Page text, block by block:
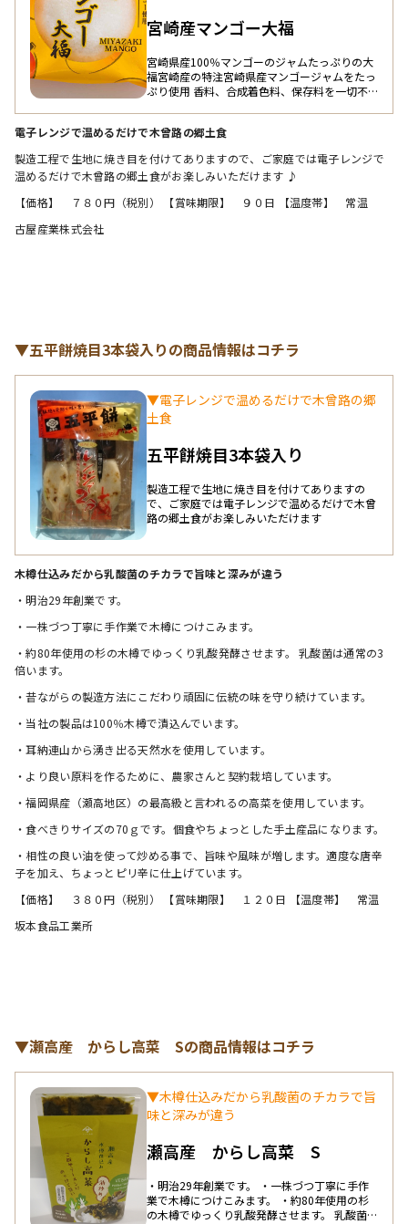
宮崎産マンゴー大福
宮崎県産100％マンゴーのジャムたっぷりの大
福宮崎産の特注宮崎県産マンゴージャムをたっ
ぷり使用 香料、合成着色料、保存料を一切不
イス感覚で、解凍してやわらかい大福として味
お歳暮など贈答品もあります
電子レンジで温めるだけで木曾路の郷土食
製造工程で生地に焼き目を付けてありますので、ご家庭では電子レンジで
温めるだけで木曾路の郷土食がお楽しみいただけます ♪
【価格】　７８０円（税別） 【賞味期限】　９０日 【温度帯】　常温
古屋産業株式会社
▼五平餅焼目3本袋入りの商品情報はコチラ
▼電子レンジで温めるだけで木曾路の郷
土食
五平餅焼目3本袋入り
製造工程で生地に焼き目を付けてありますの
で、ご家庭では電子レンジで温めるだけで木曾
路の郷土食がお楽しみいただけます
木樽仕込みだから乳酸菌のチカラで旨味と深みが違う
・明治29年創業です。
・一株づつ丁寧に手作業で木樽につけこみます。
・約80年使用の杉の木樽でゆっくり乳酸発酵させます。	乳酸菌は通常の3
倍います。
・昔ながらの製造方法にこだわり頑固に伝統の味を守り続けています。
・当社の製品は100％木樽で漬込んでいます。
・耳納連山から湧き出る天然水を使用しています。
・より良い原料を作るために、農家さんと契約栽培しています。
・福岡県産（瀬高地区）の最高級と言われるの高菜を使用しています。
・食べきりサイズの70ｇです。個食やちょっとした手土産品になります。
・相性の良い油を使って炒める事で、旨味や風味が増します。適度な唐辛
子を加え、ちょっとピリ辛に仕上げています。
【価格】　３８０円（税別） 【賞味期限】　１２０日 【温度帯】　常温
坂本食品工業所
▼瀬高産 からし高菜 Sの商品情報はコチラ
▼木樽仕込みだから乳酸菌のチカラで旨
味と深みが違う
瀬高産 からし高菜 S
・明治29年創業です。 ・一株づつ丁寧に手作
業で木樽につけこみます。 ・約80年使用の杉
の木樽でゆっくり乳酸発酵させます。 乳酸菌は